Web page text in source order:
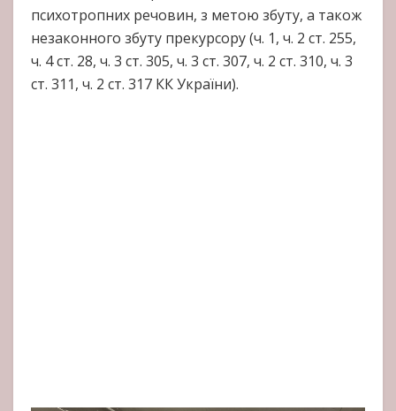
психотропних речовин, з метою збуту, а також
незаконного збуту прекурсору (ч. 1, ч. 2 ст. 255,
ч. 4 ст. 28, ч. 3 ст. 305, ч. 3 ст. 307, ч. 2 ст. 310, ч. 3
ст. 311, ч. 2 ст. 317 КК України).